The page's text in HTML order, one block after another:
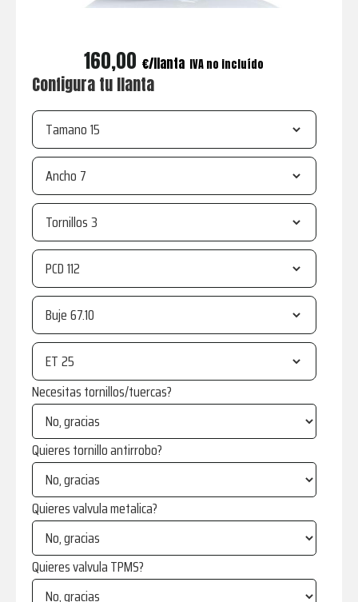
160,00 € IVA no incluído
Configura tu llanta
Tamano
Ancho
Tornillos
PCD
Buje
ET
Necesitas tornillos/tuercas?
Quieres tornillo antirrobo?
Quieres valvula metalica?
Quieres valvula TPMS?